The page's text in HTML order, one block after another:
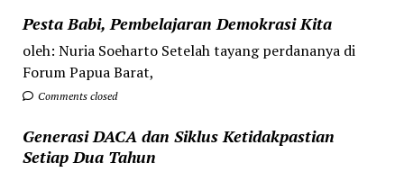
Pesta Babi, Pembelajaran Demokrasi Kita
oleh: Nuria Soeharto Setelah tayang perdananya di
Forum Papua Barat,
Comments closed
Generasi DACA dan Siklus Ketidakpastian
Setiap Dua Tahun